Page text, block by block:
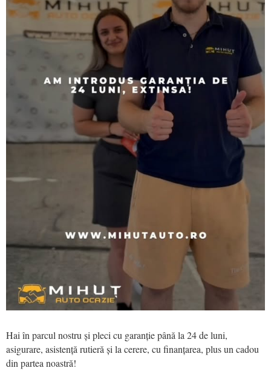
Hai în parcul nostru și pleci cu garanție până la 24 de luni,
asigurare, asistență rutieră și la cerere, cu finanțarea, plus un cadou
din partea noastră!